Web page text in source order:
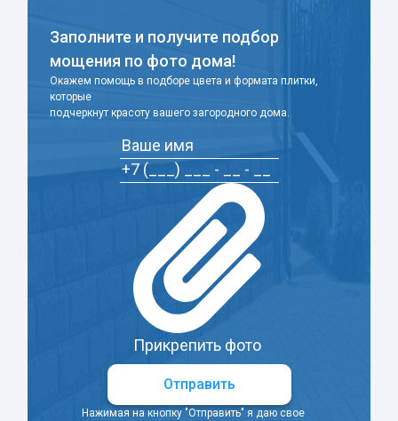
Заполните и получите подбор
мощения по фото дома!
Окажем помощь в подборе цвета и формата плитки,
которые
подчеркнут красоту вашего загородного дома.
Прикрепить фото
Отправить
Нажимая на кнопку "Отправить" я даю свое